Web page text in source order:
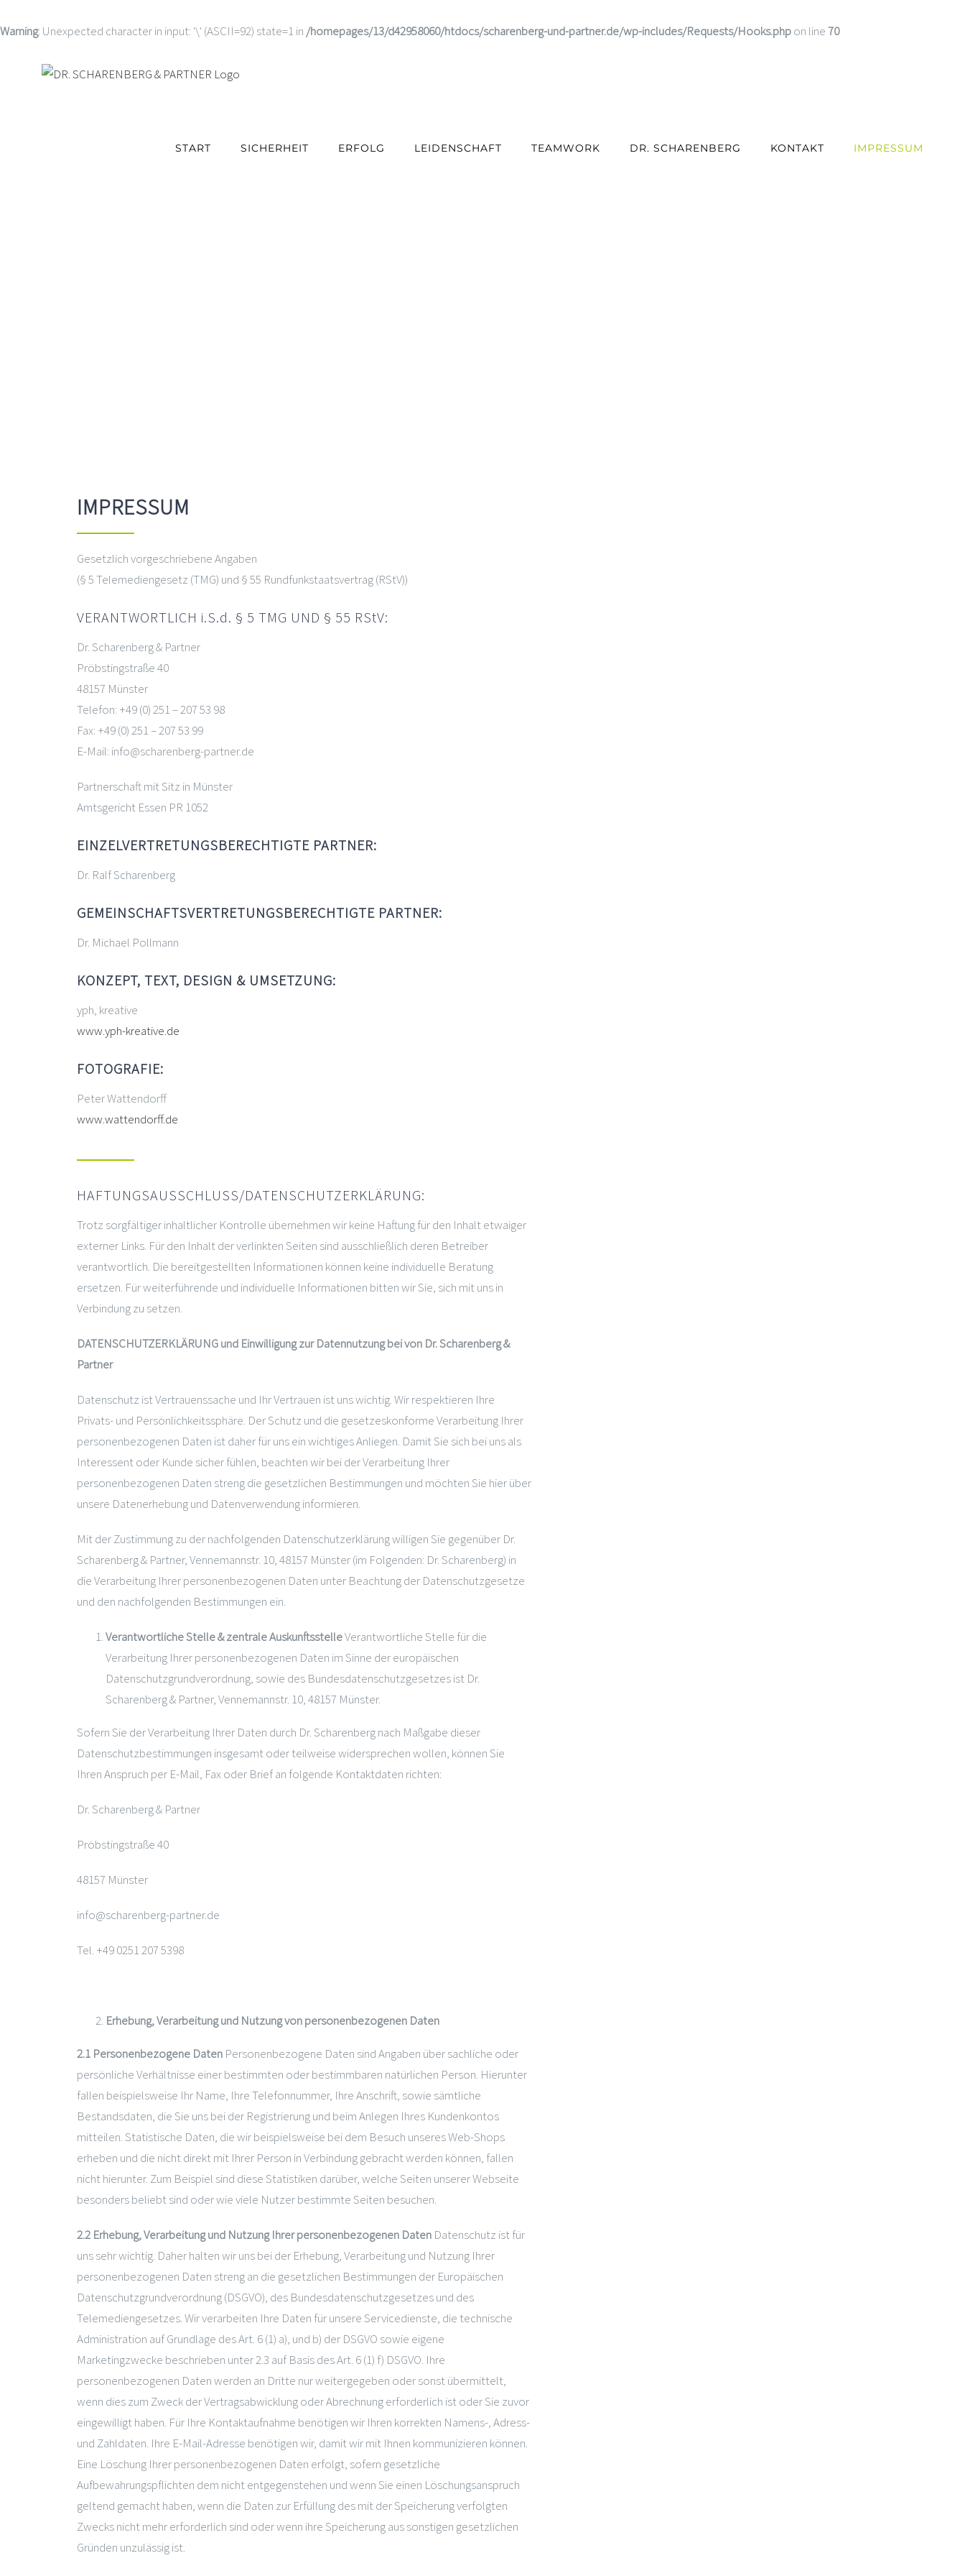
Warning: Unexpected character in input: '\' (ASCII=92) state=1 in /homepages/13/d42958060/htdocs/scharenberg-und-partner.de/wp-includes/Requests/Hooks.phpon line70
START SICHERHEIT ERFOLG LEIDENSCHAFT TEAMWORK DR. SCHARENBERG KONTAKT IMPRESSUM
IMPRESSUM
Gesetzlich vorgeschriebene Angaben
(§ 5 Telemediengesetz (TMG) und § 55 Rundfunkstaatsvertrag (RStV))
VERANTWORTLICH i.S.d. § 5 TMG UND § 55 RStV:
Dr. Scharenberg & Partner
Pröbstingstraße 40
48157 Münster
Telefon: +49 (0) 251 – 207 53 98
Fax: +49 (0) 251 – 207 53 99
E-Mail: info@scharenberg-partner.de
Partnerschaft mit Sitz in Münster
Amtsgericht Essen PR 1052
EINZELVERTRETUNGSBERECHTIGTE PARTNER:
Dr. Ralf Scharenberg
GEMEINSCHAFTSVERTRETUNGSBERECHTIGTE PARTNER:
Dr. Michael Pollmann
KONZEPT, TEXT, DESIGN & UMSETZUNG:
yph, kreative
www.yph-kreative.de
FOTOGRAFIE:
Peter Wattendorff
www.wattendorff.de
HAFTUNGSAUSSCHLUSS/DATENSCHUTZERKLÄRUNG:
Trotz sorgfältiger inhaltlicher Kontrolle übernehmen wir keine Haftung für den Inhalt etwaiger
externer Links. Für den Inhalt der verlinkten Seiten sind ausschließlich deren Betreiber
verantwortlich. Die bereitgestellten Informationen können keine individuelle Beratung
ersetzen. Für weiterführende und individuelle Informationen bitten wir Sie, sich mit uns in
Verbindung zu setzen.
DATENSCHUTZERKLÄRUNG und Einwilligung zur Datennutzung bei von Dr. Scharenberg &
Partner
Datenschutz ist Vertrauenssache und Ihr Vertrauen ist uns wichtig. Wir respektieren Ihre
Privats- und Persönlichkeitssphäre. Der Schutz und die gesetzeskonforme Verarbeitung Ihrer
personenbezogenen Daten ist daher für uns ein wichtiges Anliegen. Damit Sie sich bei uns als
Interessent oder Kunde sicher fühlen, beachten wir bei der Verarbeitung Ihrer
personenbezogenen Daten streng die gesetzlichen Bestimmungen und möchten Sie hier über
unsere Datenerhebung und Datenverwendung informieren.
Mit der Zustimmung zu der nachfolgenden Datenschutzerklärung willigen Sie gegenüber Dr.
Scharenberg & Partner, Vennemannstr. 10, 48157 Münster (im Folgenden: Dr. Scharenberg) in
die Verarbeitung Ihrer personenbezogenen Daten unter Beachtung der Datenschutzgesetze
und den nachfolgenden Bestimmungen ein.
Verantwortliche Stelle & zentrale AuskunftsstelleVerantwortliche Stelle für die
Verarbeitung Ihrer personenbezogenen Daten im Sinne der europäischen
Datenschutzgrundverordnung, sowie des Bundesdatenschutzgesetzes ist Dr.
Scharenberg & Partner, Vennemannstr. 10, 48157 Münster.
Sofern Sie der Verarbeitung Ihrer Daten durch Dr. Scharenberg nach Maßgabe dieser
Datenschutzbestimmungen insgesamt oder teilweise widersprechen wollen, können Sie
Ihren Anspruch per E-Mail, Fax oder Brief an folgende Kontaktdaten richten:
Dr. Scharenberg & Partner
Pröbstingstraße 40
48157 Münster
info@scharenberg-partner.de
Tel. +49 0251 207 5398
Erhebung, Verarbeitung und Nutzung von personenbezogenen Daten
2.1 Personenbezogene Daten Personenbezogene Daten sind Angaben über sachliche oder
persönliche Verhältnisse einer bestimmten oder bestimmbaren natürlichen Person. Hierunter
fallen beispielsweise Ihr Name, Ihre Telefonnummer, Ihre Anschrift, sowie sämtliche
Bestandsdaten, die Sie uns bei der Registrierung und beim Anlegen Ihres Kundenkontos
mitteilen. Statistische Daten, die wir beispielsweise bei dem Besuch unseres Web-Shops
erheben und die nicht direkt mit Ihrer Person in Verbindung gebracht werden können, fallen
nicht hierunter. Zum Beispiel sind diese Statistiken darüber, welche Seiten unserer Webseite
besonders beliebt sind oder wie viele Nutzer bestimmte Seiten besuchen.
2.2 Erhebung, Verarbeitung und Nutzung Ihrer personenbezogenen Daten Datenschutz ist für
uns sehr wichtig. Daher halten wir uns bei der Erhebung, Verarbeitung und Nutzung Ihrer
personenbezogenen Daten streng an die gesetzlichen Bestimmungen der Europäischen
Datenschutzgrundverordnung (DSGVO), des Bundesdatenschutzgesetzes und des
Telemediengesetzes. Wir verarbeiten Ihre Daten für unsere Servicedienste, die technische
Administration auf Grundlage des Art. 6 (1) a), und b) der DSGVO sowie eigene
Marketingzwecke beschrieben unter 2.3 auf Basis des Art. 6 (1) f) DSGVO. Ihre
personenbezogenen Daten werden an Dritte nur weitergegeben oder sonst übermittelt,
wenn dies zum Zweck der Vertragsabwicklung oder Abrechnung erforderlich ist oder Sie zuvor
eingewilligt haben. Für Ihre Kontaktaufnahme benötigen wir Ihren korrekten Namens-, Adress-
und Zahldaten. Ihre E-Mail-Adresse benötigen wir, damit wir mit Ihnen kommunizieren können.
Eine Löschung Ihrer personenbezogenen Daten erfolgt, sofern gesetzliche
Aufbewahrungspflichten dem nicht entgegenstehen und wenn Sie einen Löschungsanspruch
geltend gemacht haben, wenn die Daten zur Erfüllung des mit der Speicherung verfolgten
Zwecks nicht mehr erforderlich sind oder wenn ihre Speicherung aus sonstigen gesetzlichen
Gründen unzulässig ist.